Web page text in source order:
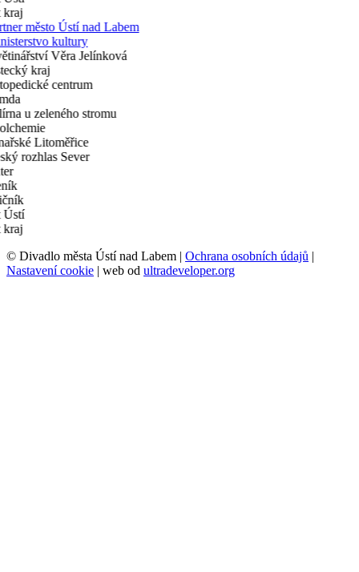
© Divadlo města Ústí nad Labem | Ochrana osobních údajů |
Nastavení cookie | web od ultradeveloper.org